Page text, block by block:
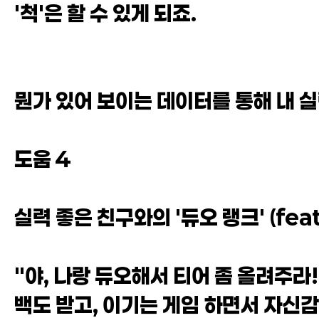
'척'은 할 수 있게 되죠.
뭔가 있어 보이는 데이터를 통해 내
도움 4
실력 좋은 친구와의 '듀오 랭크'
"야, 나랑 듀오해서 티어 좀 올려주
백도 받고, 이기는 게임 하면서 자신